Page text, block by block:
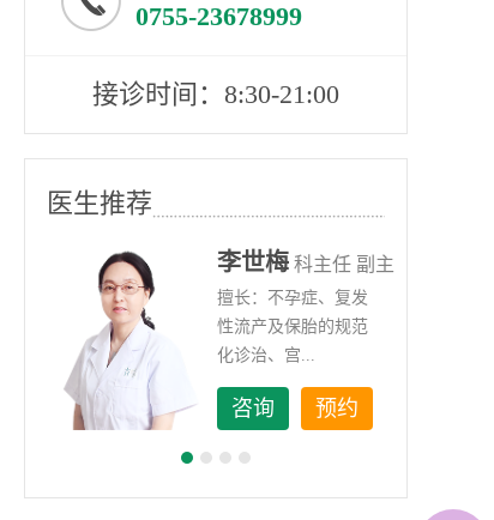
0755-23678999
接诊时间：8:30-21:00
医生推荐
李世梅 科主任 副主
任医师
擅长：不孕症、复发
性流产及保胎的规范
化诊治、宫...
咨询 预约